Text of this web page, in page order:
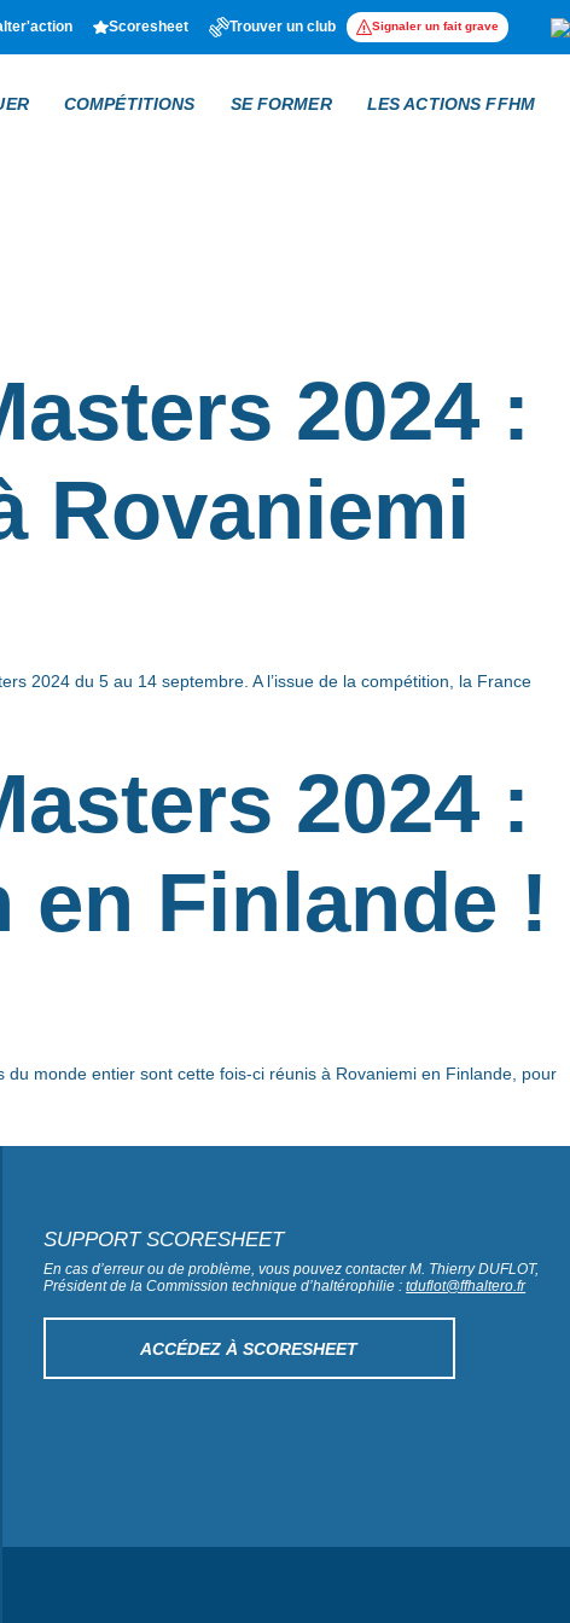
Scoresheet Trouver un club Signaler un fait grave
COMPÉTITIONS SE FORMER LES ACTIONS FFHM
2024 :
Rovaniemi
2024 du 5 au 14 septembre. A l’issue de la compétition, la France
2024 :
en Finlande !
monde entier sont cette fois-ci réunis à Rovaniemi en Finlande, pour
SUPPORT SCORESHEET
En cas d’erreur ou de problème, vous pouvez contacter M. Thierry DUFLOT,
Président de la Commission technique d’haltérophilie :tduflot@ffhaltero.fr
ACCÉDEZ À SCORESHEET